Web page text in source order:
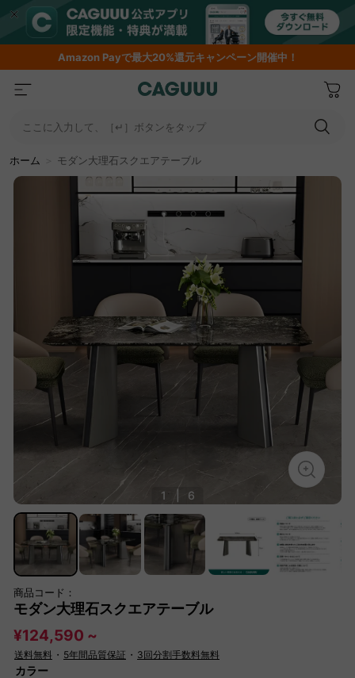
AmazonPayで最大20%還元キャンペーン開催中！
ここに入力して、［↵］ボタンをタップ
ホーム モダン大理石スクエアテーブル
1 6
商品コード：
モダン大理石スクエアテーブル
¥124,590 ~
送料無料 ・ 5年間品質保証 ・ 3回分割手数料無料
カラー